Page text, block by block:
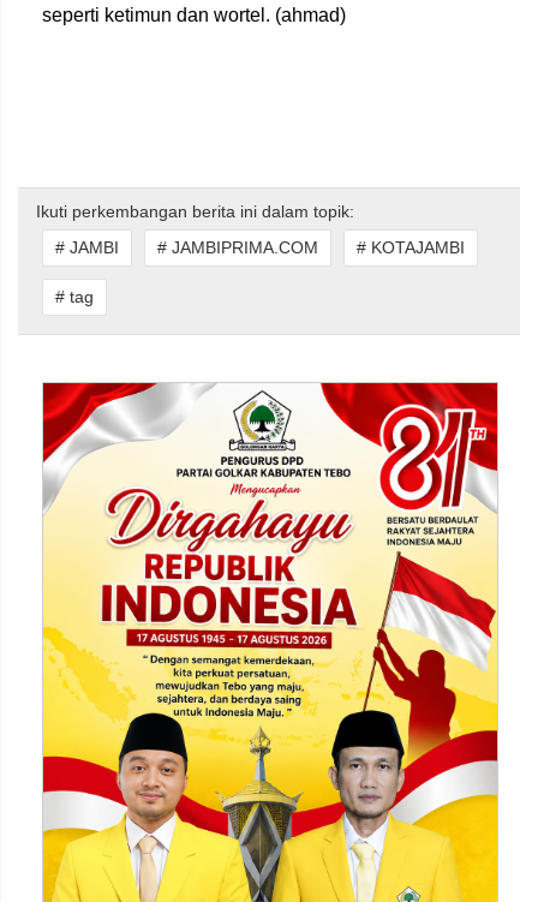
seperti ketimun dan wortel. (ahmad)
Ikuti perkembangan berita ini dalam topik:
# JAMBI
# JAMBIPRIMA.COM # KOTAJAMBI
# tag